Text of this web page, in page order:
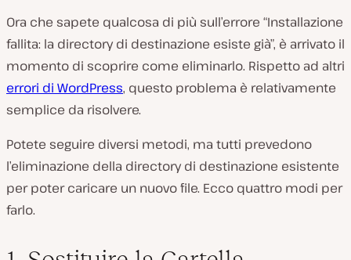
Ora che sapete qualcosa di più sull’errore “Installazione
fallita: la directory di destinazione esiste già”, è arrivato il
momento di scoprire come eliminarlo. Rispetto ad altri
errori di WordPress, questo problema è relativamente
semplice da risolvere.
Potete seguire diversi metodi, ma tutti prevedono
l’eliminazione della directory di destinazione esistente
per poter caricare un nuovo file. Ecco quattro modi per
farlo.